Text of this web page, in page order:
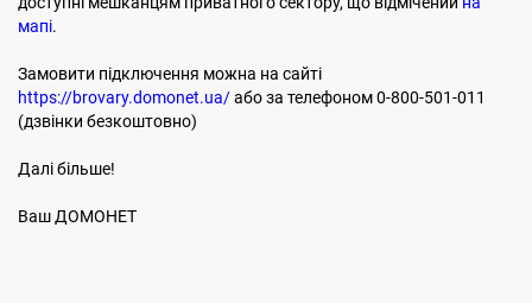
мапі.
Замовити підключення можна на сайті
https://brovary.domonet.ua/або за телефоном 0-800-501-011
(дзвінки безкоштовно)
Далі більше!
Ваш ДОМОНЕТ